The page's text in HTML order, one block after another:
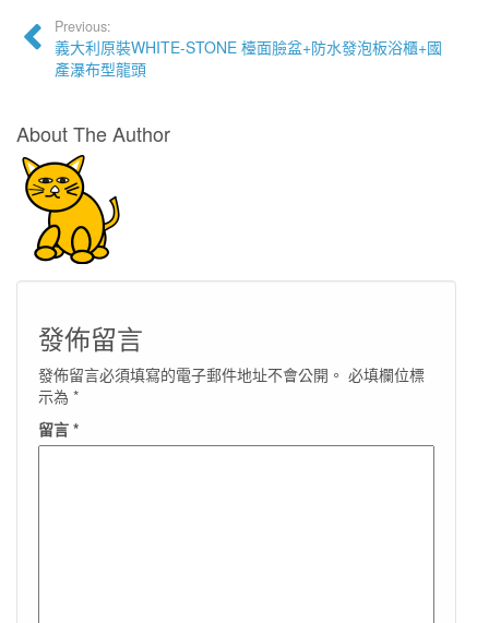
Previous:
義大利原裝WHITE-STONE 檯面臉盆+防水發泡板浴櫃+國
產瀑布型龍頭
About The Author
發佈留言
發佈留言必須填寫的電子郵件地址不會公開。 必填欄位標
示為 *
留言 *